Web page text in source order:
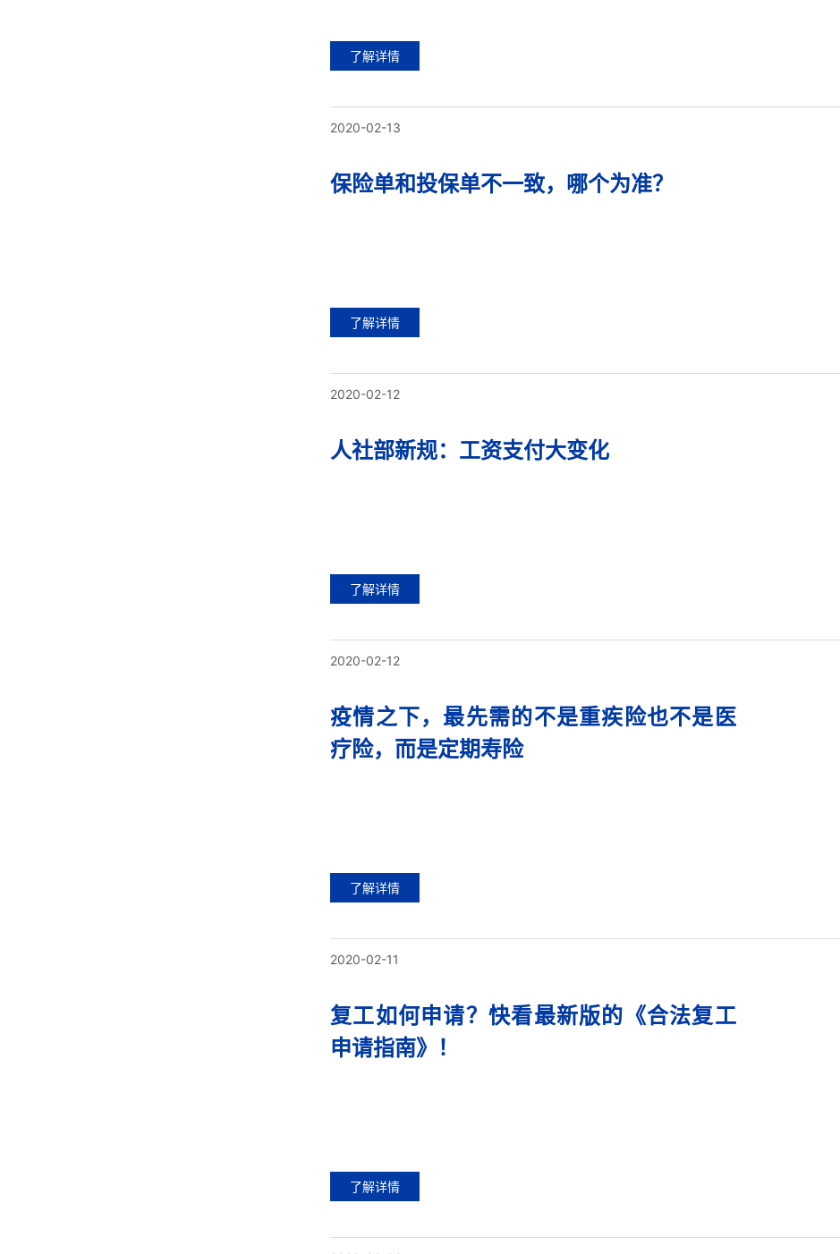
了解详情
2020-02-13
保险单和投保单不一致，哪个为准？
了解详情
2020-02-12
人社部新规：工资支付大变化
了解详情
2020-02-12
疫情之下，最先需的不是重疾险也不是医
疗险，而是定期寿险
了解详情
2020-02-11
复工如何申请？快看最新版的《合法复工
申请指南》！
了解详情